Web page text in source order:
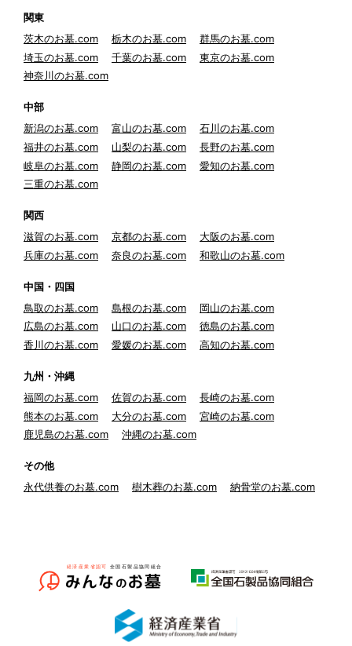
関東
茨木のお墓.com
栃木のお墓.com
群馬のお墓.com
埼玉のお墓.com
千葉のお墓.com
東京のお墓.com
神奈川のお墓.com
中部
新潟のお墓.com
富山のお墓.com
石川のお墓.com
福井のお墓.com
山梨のお墓.com
長野のお墓.com
岐阜のお墓.com
静岡のお墓.com
愛知のお墓.com
三重のお墓.com
関西
滋賀のお墓.com
京都のお墓.com
大阪のお墓.com
兵庫のお墓.com
奈良のお墓.com 和歌山のお墓.com
中国・四国
鳥取のお墓.com
島根のお墓.com
岡山のお墓.com
広島のお墓.com
山口のお墓.com
徳島のお墓.com
香川のお墓.com
愛媛のお墓.com 高知のお墓.com
九州・沖縄
福岡のお墓.com
佐賀のお墓.com
長崎のお墓.com
熊本のお墓.com
大分のお墓.com
宮崎のお墓.com
鹿児島のお墓.com
沖縄のお墓.com
その他
永代供養のお墓.com
樹木葬のお墓.com 納骨堂のお墓.com